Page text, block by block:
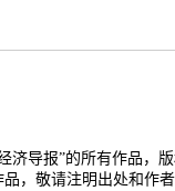
济导报”的所有作品，
，敬请注明出处和作